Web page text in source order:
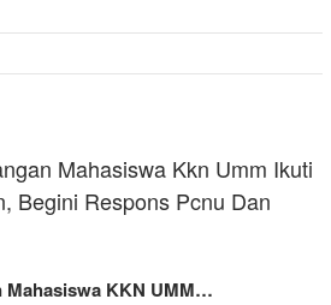
Mahasiswa KKN UMM…